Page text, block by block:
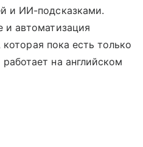
и ИИ-подсказками.
и автоматизация
пока есть только
на английском